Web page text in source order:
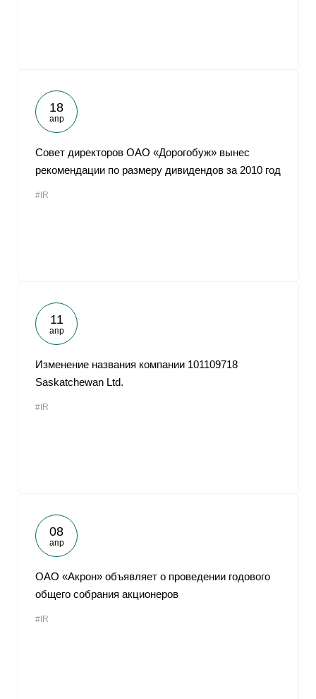
18
апр
Совет директоров ОАО «Дорогобуж» вынес
рекомендации по размеру дивидендов за 2010 год
#IR
11
апр
Изменение названия компании 101109718
Saskatchewan Ltd.
#IR
08
апр
ОАО «Акрон» объявляет о проведении годового
общего собрания акционеров
#IR